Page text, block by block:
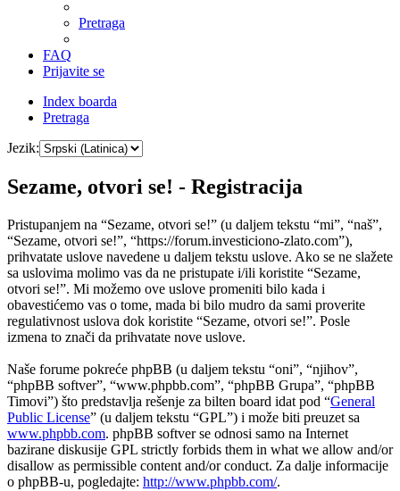
Pretraga
FAQ
Prijavite se
Index boarda
Pretraga
Jezik:
Sezame, otvori se! - Registracija
Pristupanjem na “Sezame, otvori se!” (u daljem tekstu “mi”, “naš”,
“Sezame, otvori se!”, “https://forum.investiciono-zlato.com”),
prihvatate uslove navedene u daljem tekstu uslove. Ako se ne slažete
sa uslovima molimo vas da ne pristupate i/ili koristite “Sezame,
otvori se!”. Mi možemo ove uslove promeniti bilo kada i
obavestićemo vas o tome, mada bi bilo mudro da sami proverite
regulativnost uslova dok koristite “Sezame, otvori se!”. Posle
izmena to znači da prihvatate nove uslove.
Naše forume pokreće phpBB (u daljem tekstu “oni”, “njihov”,
“phpBB softver”, “www.phpbb.com”, “phpBB Grupa”, “phpBB
Timovi”) što predstavlja rešenje za bilten board idat pod “General
Public License” (u daljem tekstu “GPL”) i može biti preuzet sa
www.phpbb.com. phpBB softver se odnosi samo na Internet
bazirane diskusije GPL strictly forbids them in what we allow and/or
disallow as permissible content and/or conduct. Za dalje informacije
o phpBB-u, pogledajte: http://www.phpbb.com/.